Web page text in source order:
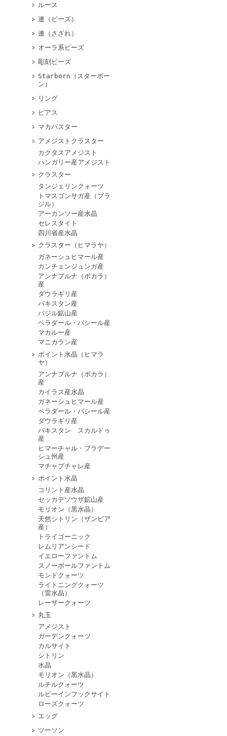
ルース
連（ビーズ）
連（さざれ）
オーラ系ビーズ
彫刻ビーズ
Starborn（スターボー
ン）
リング
ピアス
マカバスター
アメジストクラスター
カクタスアメジスト
ハンガリー産アメジスト
クラスター
タンジェリンクォーツ
トマスゴンサガ産（ブラ
ジル）
アーカンソー産水晶
セレスタイト
四川省産水晶
クラスター（ヒマラヤ）
ガネーシュヒマール産
カンチェンジュンガ産
アンナプルナ（ポカラ）
産
ダウラギリ産
パキスタン産
バジル鉱山産
ベラダール・バシール産
マカルー産
マニカラン産
ポイント水晶（ヒマラ
ヤ）
アンナプルナ（ポカラ）
産
カイラス産水晶
ガネーシュヒマール産
ベラダール・バシール産
ダウラギリ産
パキスタン スカルドゥ
産
ヒマーチャル・プラデー
シュ州産
マチャプチャレ産
ポイント水晶
コリント産水晶
セッカデソウザ鉱山産
モリオン（黒水晶）
天然シトリン（ザンビア
産）
トライゴーニック
レムリアンシード
イエローファントム
スノーボールファントム
モンドクォーツ
ライトニングクォーツ
（雷水晶）
レーザークォーツ
丸玉
アメジスト
ガーデンクォーツ
カルサイト
シトリン
水晶
モリオン（黒水晶）
ルチルクォーツ
ルビーインフックサイト
ローズクォーツ
エッグ
ツーソン